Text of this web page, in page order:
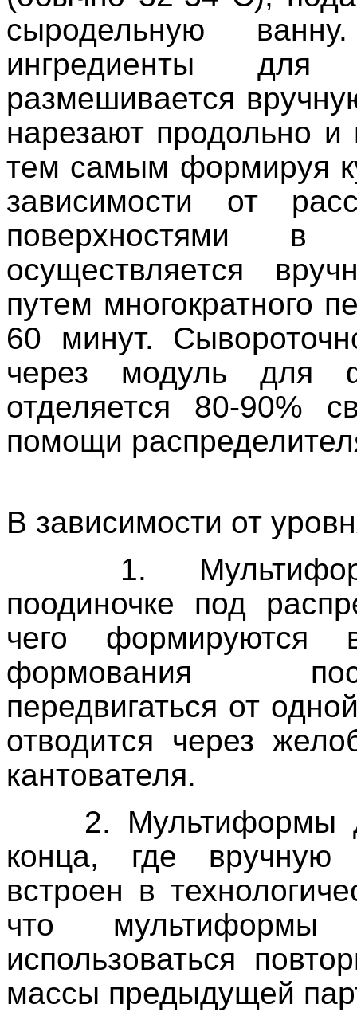
сыродельную
ингредиенты
размешивается
нарезают продольно
тем самым формируя
зависимости от
поверхностями
осуществляется
путем многократного
60 минут.
через модуль для
отделяется 80-90%
помощи
В зависимости от
1.
поодиночке под
чего
формования
передвигаться от
отводится через
кантователя.
2. Мультиформы
конца, где вручную
встроен в
что
использоваться
массы предыдущей